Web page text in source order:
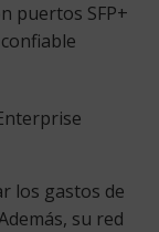
puertos SFP+
los gastos de
su red